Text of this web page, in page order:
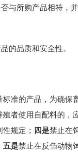
与所购产品相符，
的品质和安全性。
准的产品，为确保
殖者使用自配料的，
规定； 四是禁止在
五是禁止在反刍动物